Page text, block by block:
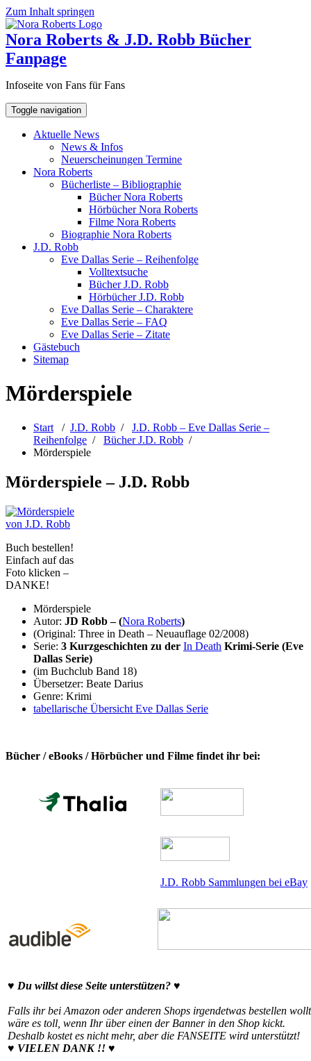
Zum Inhalt springen
Nora Roberts & J.D. Robb Bücher
Fanpage
Infoseite von Fans für Fans
Toggle navigation
Aktuelle News
News & Infos
Neuerscheinungen Termine
Nora Roberts
Bücherliste – Bibliographie
Bücher Nora Roberts
Hörbücher Nora Roberts
Filme Nora Roberts
Biographie Nora Roberts
J.D. Robb
Eve Dallas Serie – Reihenfolge
Volltextsuche
Bücher J.D. Robb
Hörbücher J.D. Robb
Eve Dallas Serie – Charaktere
Eve Dallas Serie – FAQ
Eve Dallas Serie – Zitate
Gästebuch
Sitemap
Mörderspiele
Start / J.D. Robb / J.D. Robb – Eve Dallas Serie –
Reihenfolge / Bücher J.D. Robb /
Mörderspiele
Mörderspiele – J.D. Robb
Buch bestellen!
Einfach auf das
Foto klicken –
DANKE!
Mörderspiele
Autor: JD Robb – (Nora Roberts)
(Original: Three in Death – Neuauflage 02/2008)
Serie: 3 Kurzgeschichten zu der In Death Krimi-Serie (Eve
Dallas Serie)
(im Buchclub Band 18)
Übersetzer: Beate Darius
Genre: Krimi
tabellarische Übersicht Eve Dallas Serie
Bücher / eBooks / Hörbücher und Filme findet ihr bei:
J.D. Robb Sammlungen bei eBay
♥ Du willst diese Seite unterstützen? ♥
Falls ihr bei Amazon oder anderen Shops irgendetwas bestellen
wäre es toll, wenn Ihr über einen der Banner in den Shop kickt.
Deshalb kostet es nicht mehr, aber die FANSEITE wird unterstützt!
♥ VIELEN DANK !! ♥